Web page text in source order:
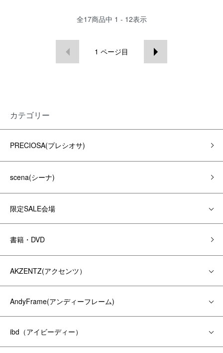
全17商品中 1 - 12表示
1 ページ目
カテゴリー
PRECIOSA(プレシオサ)
scena(シーナ)
限定SALE会場
書籍・DVD
AKZENTZ(アクセンツ）
AndyFrame(アンディーフレーム)
ibd（アイビーディー）